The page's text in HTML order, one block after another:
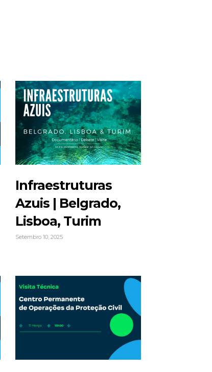
Infraestruturas
Azuis | Belgrado,
Lisboa, Turim
Setembro 10, 2025